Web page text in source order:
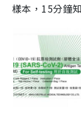
樣本，15分鐘